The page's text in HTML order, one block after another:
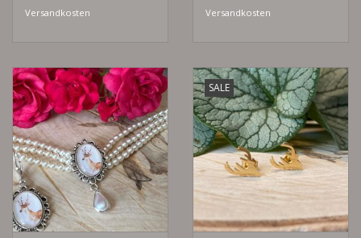
Versandkosten
Versandkosten
SALE